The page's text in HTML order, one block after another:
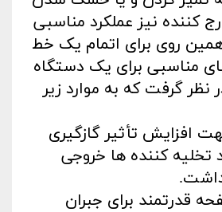
کننده نیز عملکرد مناسبی
روی برای اتمام یک خط
مناسبی برای یک دستگاه
نظر گرفت که به موارد زیر
افزایش تأثیر گازگیری
تخلیه کننده‌ ها خروجی
قدرتمند برای جبران